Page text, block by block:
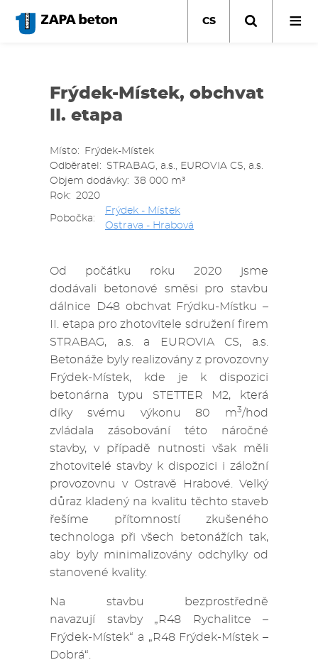
hlavnímu
CS
Frýdek-Místek, obchvat
II. etapa
Místo
Frýdek-Místek
Odběratel
STRABAG, a.s., EUROVIA CS, a.s.
Objem dodávky
38 000 m³
Rok
2020
Pobočka
Frýdek - Místek
Ostrava - Hrabová
Od počátku roku 2020 jsme
dodávali betonové směsi pro stavbu
dálnice D48 obchvat Frýdku-Místku –
II. etapa pro zhotovitele sdružení firem
STRABAG, a.s. a EUROVIA CS, a.s.
Betonáže byly realizovány z provozovny
Frýdek-Místek, kde je k dispozici
betonárna typu STETTER M2, která
díky svému výkonu 80 m3/hod
zvládala zásobování této náročné
stavby, v případě nutnosti však měli
zhotovitelé stavby k dispozici i záložní
provozovnu v Ostravě Hrabové. Velký
důraz kladený na kvalitu těchto staveb
řešíme přítomností zkušeného
technologa při všech betonážích tak,
aby byly minimalizovány odchylky od
stanovené kvality.
Na stavbu bezprostředně
navazují stavby „R48 Rychalitce –
Frýdek-Místek“ a „R48 Frýdek-Místek –
Dobrá“.